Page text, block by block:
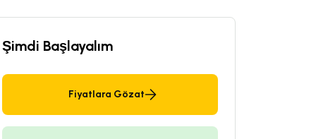
Şimdi Başlayalım
Fiyatlara Gözat